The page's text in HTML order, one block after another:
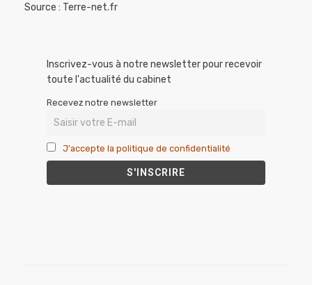
Source : Terre-net.fr
Inscrivez-vous à notre newsletter pour recevoir
toute l'actualité du cabinet
Recevez notre newsletter
J'accepte la politique de confidentialité